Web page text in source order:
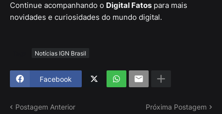
Continue acompanhando o Digital Fatos para mais
novidades e curiosidades do mundo digital.
Notícias IGN Brasil
Facebook
Postagem Anterior Próxima Postagem